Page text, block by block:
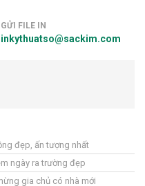
GỬI FILE IN
inkythuatso@sackim.com
đẹp, ấn tượng nhất
ngày ra trường đẹp
gia chủ có nhà mới